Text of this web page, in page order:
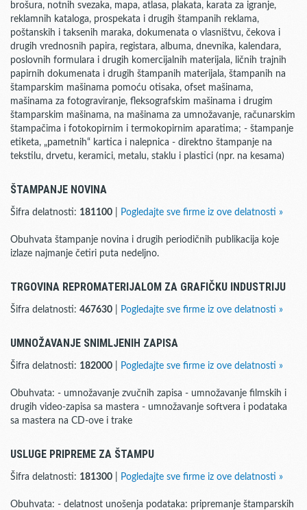
brošura, notnih svezaka, mapa, atlasa, plakata, karata za igranje,
reklamnih kataloga, prospekata i drugih štampanih reklama,
poštanskih i taksenih maraka, dokumenata o vlasništvu, čekova i
drugih vrednosnih papira, registara, albuma, dnevnika, kalendara,
poslovnih formulara i drugih komercijalnih materijala, ličnih trajnih
papirnih dokumenata i drugih štampanih materijala, štampanih na
štamparskim mašinama pomoću otisaka, ofset mašinama,
mašinama za fotograviranje, fleksografskim mašinama i drugim
štamparskim mašinama, na mašinama za umnožavanje, računarskim
štampačima i fotokopirnim i termokopirnim aparatima; - štampanje
etiketa, „pametnih“ kartica i nalepnica - direktno štampanje na
tekstilu, drvetu, keramici, metalu, staklu i plastici (npr. na kesama)
ŠTAMPANJE NOVINA
Šifra delatnosti: 181100 Pogledajte sve firme iz ove delatnosti »
Obuhvata štampanje novina i drugih periodičnih publikacija koje
izlaze najmanje četiri puta nedeljno.
TRGOVINA REPROMATERIJALOM ZA GRAFIČKU INDUSTRIJU
Šifra delatnosti: 467630 Pogledajte sve firme iz ove delatnosti »
UMNOŽAVANJE SNIMLJENIH ZAPISA
Šifra delatnosti: 182000 Pogledajte sve firme iz ove delatnosti »
Obuhvata: - umnožavanje zvučnih zapisa - umnožavanje filmskih i
drugih video-zapisa sa mastera - umnožavanje softvera i podataka
sa mastera na CD-ove i trake
USLUGE PRIPREME ZA ŠTAMPU
Šifra delatnosti: 181300 Pogledajte sve firme iz ove delatnosti »
Obuhvata: - delatnost unošenja podataka: pripremanje štamparskih